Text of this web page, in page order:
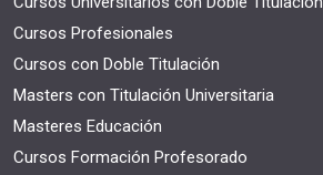
Cursos Profesionales
Cursos con Doble Titulación
Masters con Titulación Universitaria
Masteres Educación
Cursos Formación Profesorado